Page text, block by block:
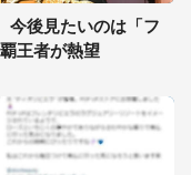
今後見たいのは「フ
王者が熱望